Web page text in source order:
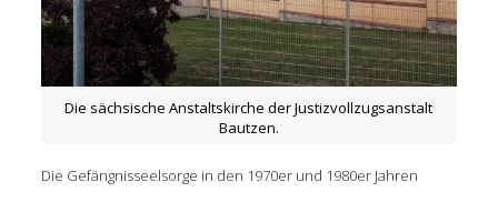
Die sächsische Anstaltskirche der Justizvollzugsanstalt
Bautzen.
Die Gefängnisseelsorge in den 1970er und 1980er Jahren